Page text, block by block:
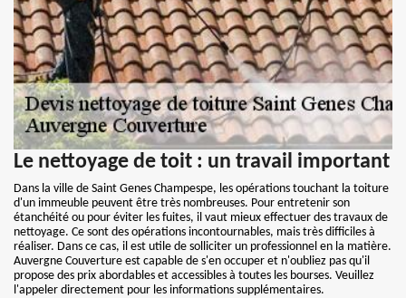
Le nettoyage de toit : un travail important
Dans la ville de Saint Genes Champespe, les opérations touchant la toiture
d'un immeuble peuvent être très nombreuses. Pour entretenir son
étanchéité ou pour éviter les fuites, il vaut mieux effectuer des travaux de
nettoyage. Ce sont des opérations incontournables, mais très difficiles à
réaliser. Dans ce cas, il est utile de solliciter un professionnel en la matière.
Auvergne Couverture est capable de s'en occuper et n'oubliez pas qu'il
propose des prix abordables et accessibles à toutes les bourses. Veuillez
l'appeler directement pour les informations supplémentaires.